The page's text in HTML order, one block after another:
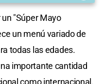
"Súper Mayo
un menú variado de
todas las edades.
importante cantidad
como internacional.